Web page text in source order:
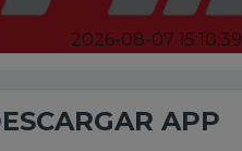
2026-08-07 15:10:39
APP